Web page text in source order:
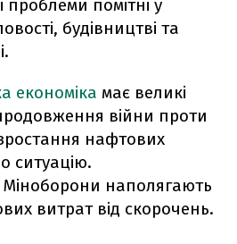
проблеми помітні у
будівництві та
економіка має великі
війни проти
нафтових
ситуацію.
Міноборони наполягають
витрат від скорочень.